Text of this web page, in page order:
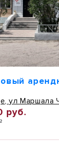
ул Маршала
руб.